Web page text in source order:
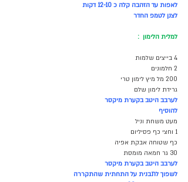
לאפות עד הזהבה קלה כ 12-10 דקות
לצנן לטמפ החדר
למלית הלימון :
4 בייצים שלמות
2 חלמונים
200 מל מיץ לימון טרי
גרידת לימון שלם
לערבב היטב בקערת מיקסר
להוסיף
מעט משחת וניל
1 וחצי כף פסיליום
כף שטוחה אבקת אפיה
30 גר חמאה מומסת
לערבב היטב בקערת מיקסר
לשפוך לתבנית על התחתית שהתקררה